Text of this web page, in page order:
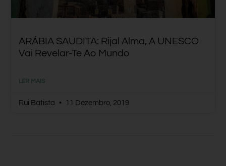
ARÁBIA SAUDITA: Rijal Alma, A UNESCO
Vai Revelar-Te Ao Mundo
LER MAIS
Rui Batista 11 Dezembro, 2019